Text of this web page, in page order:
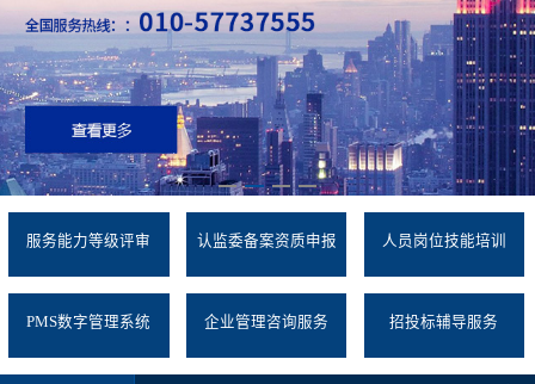
服务能力等级评审 认监委备案资质申报 人员岗位技能培训
PMS数字管理系统 企业管理咨询服务 招投标辅导服务